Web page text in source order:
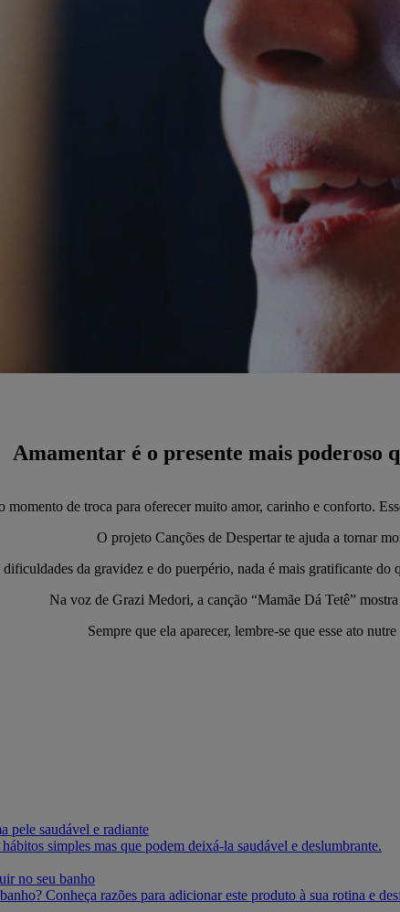
Amamentar é o presente mais poderoso
momento de troca para oferecer muito amor, carinho e conforto.
O projeto Canções de Despertar te ajuda a tornar
da gravidez e do puerpério, nada é mais gratificante
Na voz de Grazi Medori, a canção “Mamãe Dá Tetê”
Sempre que ela aparecer, lembre-se que esse ato
pele saudável e radiante
simples mas que podem deixá-la saudável e deslumbrante.
no seu banho
Conheça razões para adicionar este produto à sua rotina e